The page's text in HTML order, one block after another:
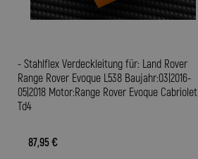
- Stahlflex Verdeckleitung für: Land Rover
Range Rover Evoque L538 Baujahr:03|2016-
05|2018 Motor:Range Rover Evoque Cabriolet
Td4
87,95 €